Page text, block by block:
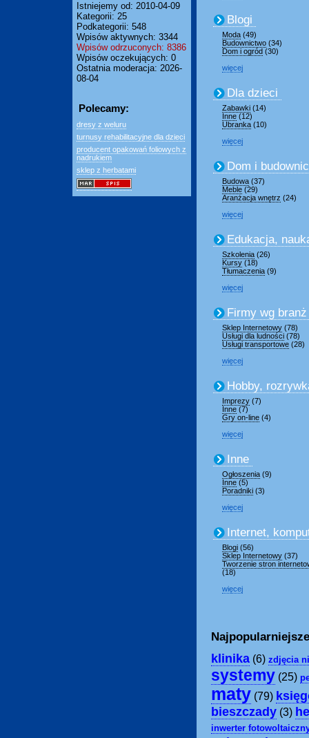
Istniejemy od: 2010-04-09
Kategorii: 25
Podkategorii: 548
Wpisów aktywnych: 3344
Wpisów odrzuconych: 8386
Wpisów oczekujących: 0
Ostatnia moderacja: 2026-
08-04
Polecamy:
dresy z weluru
turnusy rehabilitacyjne dla dzieci
producent opakowań foliowych z
nadrukiem
sklep z herbatami
Blogi
Moda (49)
Budownictwo (34)
Dom i ogród (30)
więcej
Dla dzieci
Zabawki (14)
Inne (12)
Ubranka (10)
więcej
Dom i
Budowa (37)
Meble (29)
Aranżacja wnętrz (24)
więcej
Edukacja,
Szkolenia (26)
Kursy (18)
Tłumaczenia (9)
więcej
Firmy wg branż
Sklep Internetowy (78)
Usługi dla ludności (78)
Usługi transportowe (28)
więcej
Hobby,
Imprezy (7)
Inne (7)
Gry on-line (4)
więcej
Inne
Ogłoszenia (9)
Inne (5)
Poradniki (3)
więcej
Internet,
Blogi (56)
Sklep Internetowy (37)
Tworzenie stron
(18)
więcej
klinika (6) zdjęcia
systemy (25)
maty (79)
bieszczady (3)
inwerter